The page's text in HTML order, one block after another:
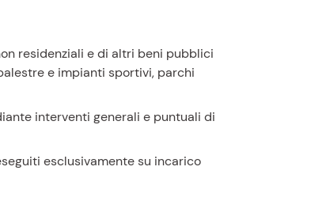
residenziali e di altri beni pubblici
e impianti sportivi, parchi
interventi generali e puntuali di
esclusivamente su incarico